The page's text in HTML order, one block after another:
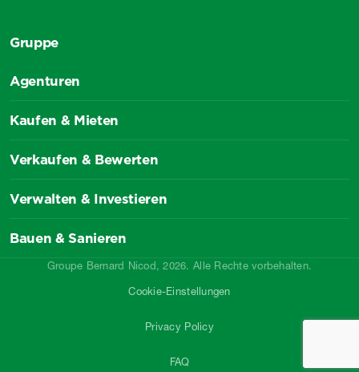
Gruppe
Agenturen
Kaufen & Mieten
Verkaufen & Bewerten
Verwalten & Investieren
Bauen & Sanieren
Groupe Bernard Nicod, 2026. Alle Rechte vorbehalten.
Cookie-Einstellungen
Privacy Policy
FAQ